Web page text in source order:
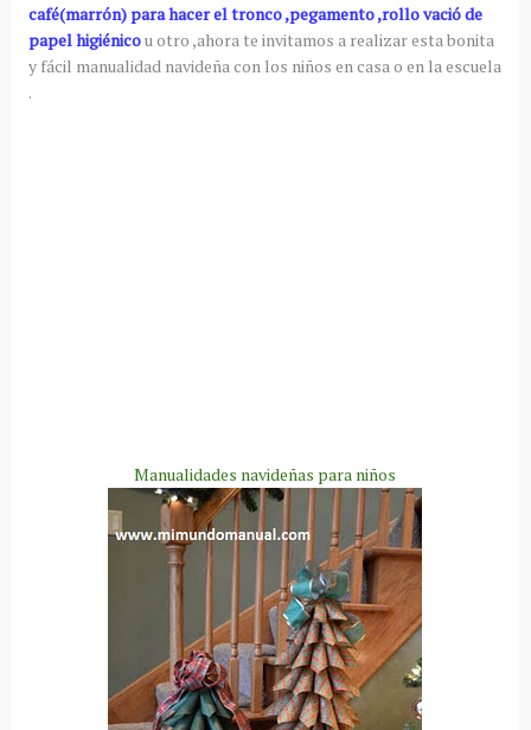
café(marrón) para hacer el tronco ,pegamento ,rollovacióde
papelhigiénicou otro ,ahora te invitamos a realizar esta bonita
y fácil manualidadnavideña con los niños en casa o en la escuela
.
Manualidades navideñas para niños